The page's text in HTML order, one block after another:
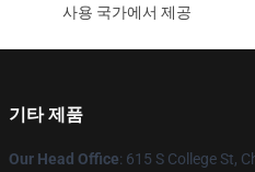
사용 국가에서 제공
기타 제품
Our Head Office: 615 S College St,